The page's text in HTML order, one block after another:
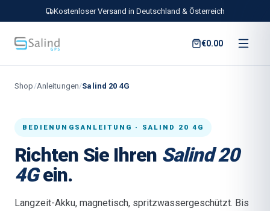
Kostenloser Versand in Deutschland & Österreich
€0.00
Shop/Anleitungen/Salind 20 4G
BEDIENUNGSANLEITUNG · SALIND 20 4G
Richten Sie Ihren Salind 20
4Gein.
Langzeit-Akku, magnetisch, spritzwassergeschützt. Bis